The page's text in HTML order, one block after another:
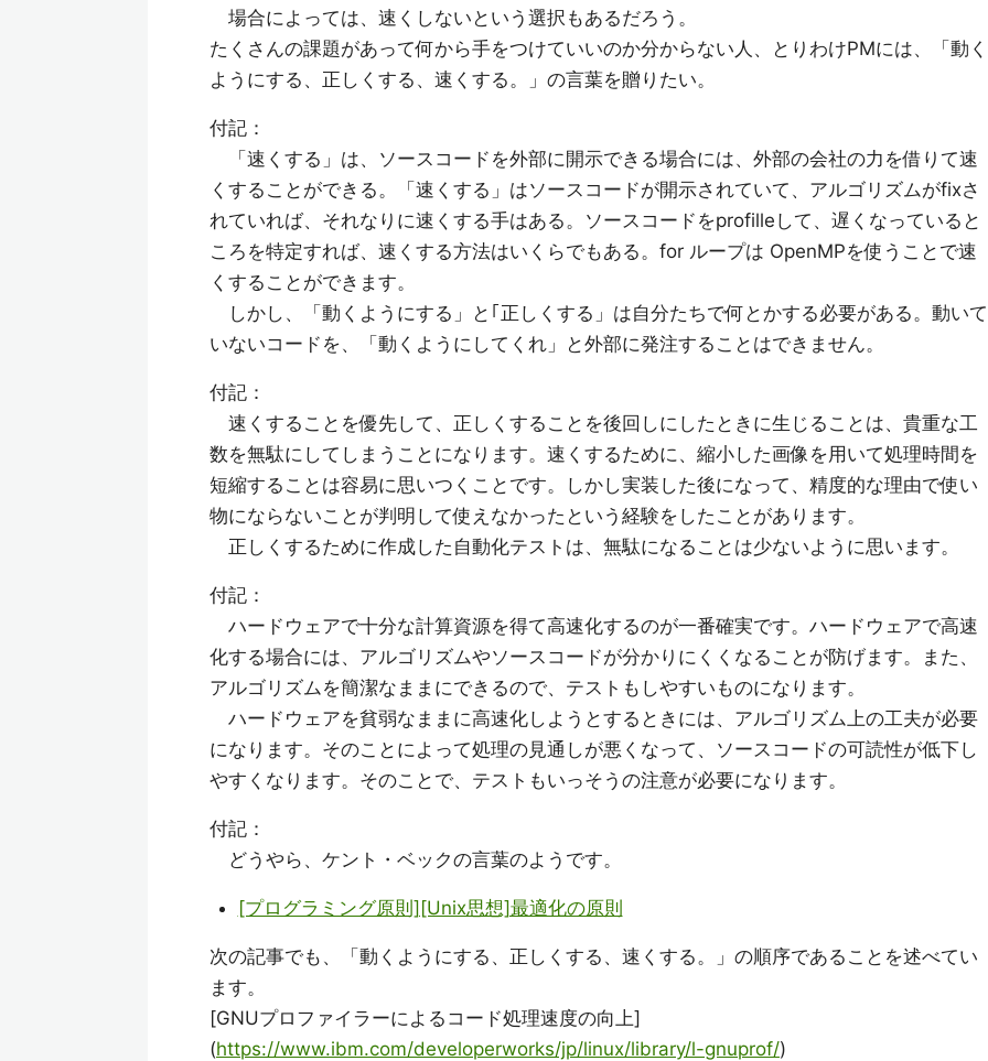
場合によっては、速くしないという選択もあるだろう。
たくさんの課題があって何から手をつけていいのか分からない人、とりわけPMには、「動く
ようにする、正しくする、速くする。」の言葉を贈りたい。
付記：
「速くする」は、ソースコードを外部に開示できる場合には、外部の会社の力を借りて速
くすることができる。「速くする」はソースコードが開示されていて、アルゴリズムがfixさ
れていれば、それなりに速くする手はある。ソースコードをprofilleして、遅くなっていると
ころを特定すれば、速くする方法はいくらでもある。for ループは OpenMPを使うことで速
くすることができます。
しかし、「動くようにする」と｢正しくする」は自分たちで何とかする必要がある。動いて
いないコードを、「動くようにしてくれ」と外部に発注することはできません。
付記：
速くすることを優先して、正しくすることを後回しにしたときに生じることは、貴重な工
数を無駄にしてしまうことになります。速くするために、縮小した画像を用いて処理時間を
短縮することは容易に思いつくことです。しかし実装した後になって、精度的な理由で使い
物にならないことが判明して使えなかったという経験をしたことがあります。
正しくするために作成した自動化テストは、無駄になることは少ないように思います。
付記：
ハードウェアで十分な計算資源を得て高速化するのが一番確実です。ハードウェアで高速
化する場合には、アルゴリズムやソースコードが分かりにくくなることが防げます。また、
アルゴリズムを簡潔なままにできるので、テストもしやすいものになります。
ハードウェアを貧弱なままに高速化しようとするときには、アルゴリズム上の工夫が必要
になります。そのことによって処理の見通しが悪くなって、ソースコードの可読性が低下し
やすくなります。そのことで、テストもいっそうの注意が必要になります。
付記：
どうやら、ケント・ベックの言葉のようです。
[プログラミング原則][Unix思想]最適化の原則
次の記事でも、「動くようにする、正しくする、速くする。」の順序であることを述べてい
ます。
[GNUプロファイラーによるコード処理速度の向上]
(https://www.ibm.com/developerworks/jp/linux/library/l-gnuprof/)